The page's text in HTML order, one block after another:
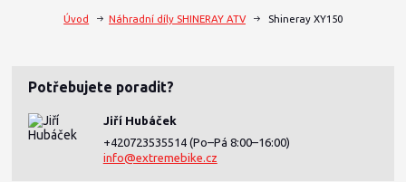
Úvod Náhradní díly SHINERAY ATV Shineray XY150
Potřebujete poradit?
Jiří Hubáček
+420723535514 (Po–Pá 8:00–16:00)
info@extremebike.cz